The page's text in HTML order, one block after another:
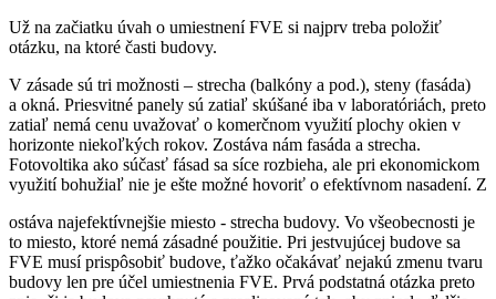
Už na začiatku úvah o umiestnení FVE si najprv treba položiť
otázku, na ktoré časti budovy.
V zásade sú tri možnosti – strecha (balkóny a pod.), steny (fasáda)
a okná. Priesvitné panely sú zatiaľ skúšané iba v laboratóriách, preto
zatiaľ nemá cenu uvažovať o komerčnom využití plochy okien v
horizonte niekoľkých rokov. Zostáva nám fasáda a strecha.
Fotovoltika ako súčasť fásad sa síce rozbieha, ale pri ekonomickom
využití bohužiaľ nie je ešte možné hovoriť o efektívnom nasadení. Z
ostáva najefektívnejšie miesto - strecha budovy. Vo všeobecnosti je
to miesto, ktoré nemá zásadné použitie. Pri jestvujúcej budove sa
FVE musí prispôsobiť budove, ťažko očakávať nejakú zmenu tvaru
budovy len pre účel umiestnenia FVE. Prvá podstatná otázka preto